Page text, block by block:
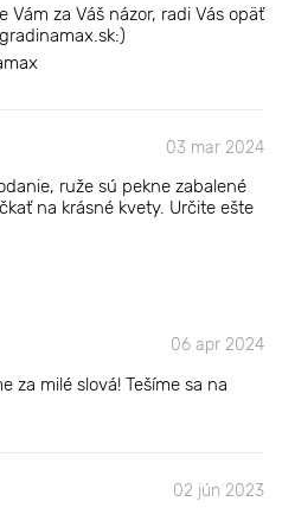
Vám za Váš názor, radi Vás opäť
03 mar 2024
ruže sú pekne zabalené
na krásné kvety. Určite ešte
06 apr 2024
za milé slová! Tešíme sa na
02 jún 2023